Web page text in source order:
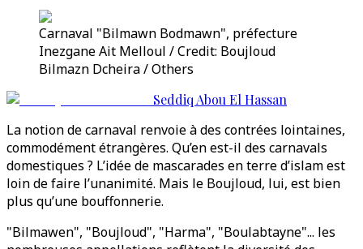
Carnaval "Bilmawn Bodmawn", préfecture
Inezgane Ait Melloul / Credit: Boujloud
Bilmazn Dcheira / Others
Seddiq Abou El Hassan
La notion de carnaval renvoie à des contrées lointaines,
commodément étrangères. Qu’en est-il des carnavals
domestiques ? L’idée de mascarades en terre d’islam est
loin de faire l’unanimité. Mais le Boujloud, lui, est bien
plus qu’une bouffonnerie.
"Bilmawen", "Boujloud", "Harma", "Boulabtayne"... les